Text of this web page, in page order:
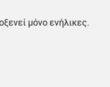
μόνο ενήλικες.